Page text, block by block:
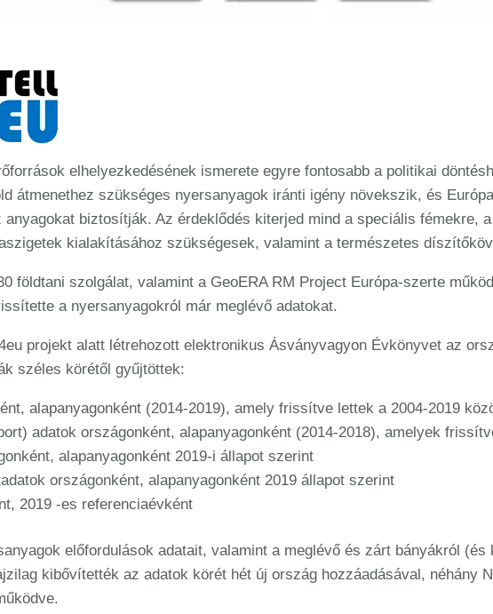
elhelyezkedésének ismerete egyre fontosabb a politikai
átmenethez szükséges nyersanyagok iránti igény növekszik, és
biztosítják. Az érdeklődés kiterjed mind a speciális fémekre,
kialakításához szükségesek, valamint a természetes
földtani szolgálat, valamint a GeoERA RM Project Európa-szerte
a nyersanyagokról már meglévő adatokat.
projekt alatt létrehozott elektronikus Ásványvagyon Évkönyvet az
széles körétől gyűjtöttek:
alapanyagonként (2014-2019), amely frissítve lettek a 2004-2019
adatok országonként, alapanyagonként (2014-2018), amelyek
alapanyagonként 2019-i állapot szerint
országonként, alapanyagonként 2019 állapot szerint
2019 -es referenciaévként
előfordulások adatait, valamint a meglévő és zárt bányákról
kibővítették az adatok körét hét új ország hozzáadásával, néhány